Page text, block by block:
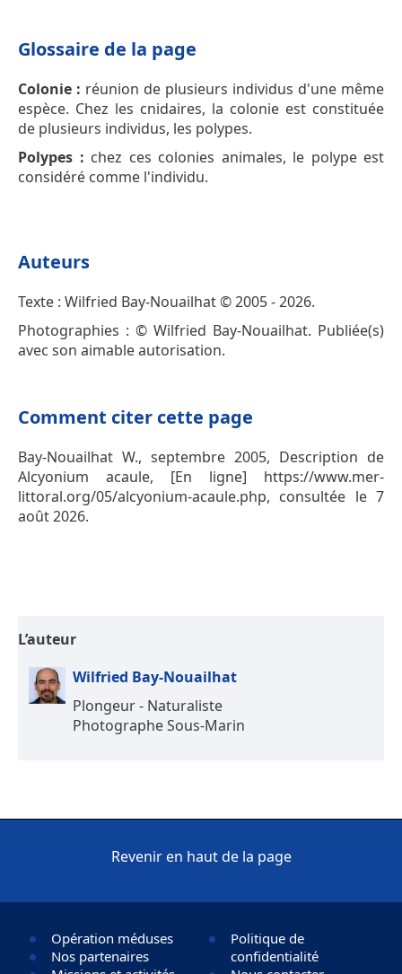
Glossaire de la page
Colonie : réunion de plusieurs individus d'une même
espèce. Chez les cnidaires, la colonie est constituée
de plusieurs individus, les polypes.
Polypes : chez ces colonies animales, le polype est
considéré comme l'individu.
Auteurs
Texte : Wilfried Bay-Nouailhat © 2005 - 2026.
Photographies : © Wilfried Bay-Nouailhat. Publiée(s)
avec son aimable autorisation.
Comment citer cette page
Bay-Nouailhat W., septembre 2005, Description de
Alcyonium acaule, [En ligne] https://www.mer-
littoral.org/05/alcyonium-acaule.php, consultée le 7
août 2026.
L’auteur
Wilfried Bay-Nouailhat
Plongeur - Naturaliste
Photographe Sous-Marin
Revenir en haut de la page
Opération méduses
Nos partenaires
Politique de
confidentialité